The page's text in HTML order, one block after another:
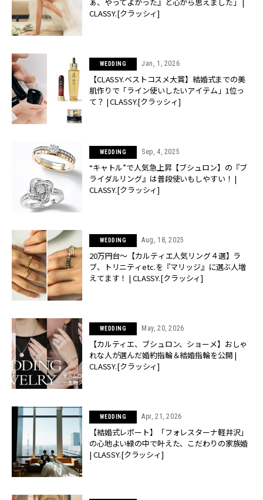
CLASSY.[クラッシィ]
WEDDING Jan, 1, 2026
【CLASSY.ベストコスメ大賞】結婚式までの美
肌作りで「ライン使いしたいアイテム」1位っ
て？ | CLASSY.[クラッシィ]
WEDDING Sep, 4, 2025
“キャトル”で人気急上昇【ブシュロン】の『ブ
ライダルリング』は普段使いもしやすい！ |
CLASSY.[クラッシィ]
WEDDING Aug, 18, 2025
20万円台〜【カルティエ人気リング４選】ラ
ブ、トリニティetc.を『マリッジ』に選ぶ人増
えてます！ | CLASSY.[クラッシィ]
WEDDING May, 20, 2026
【カルティエ、ブシュロン、ショーメ】おしゃ
れな人が選んだ婚約指輪＆結婚指輪を公開 |
CLASSY.[クラッシィ]
WEDDING Apr, 21, 2026
【結婚式レポート】「フォレスターナ軽井沢」
の心地よい緑の中で叶えた、こだわりの家族婚
| CLASSY.[クラッシィ]